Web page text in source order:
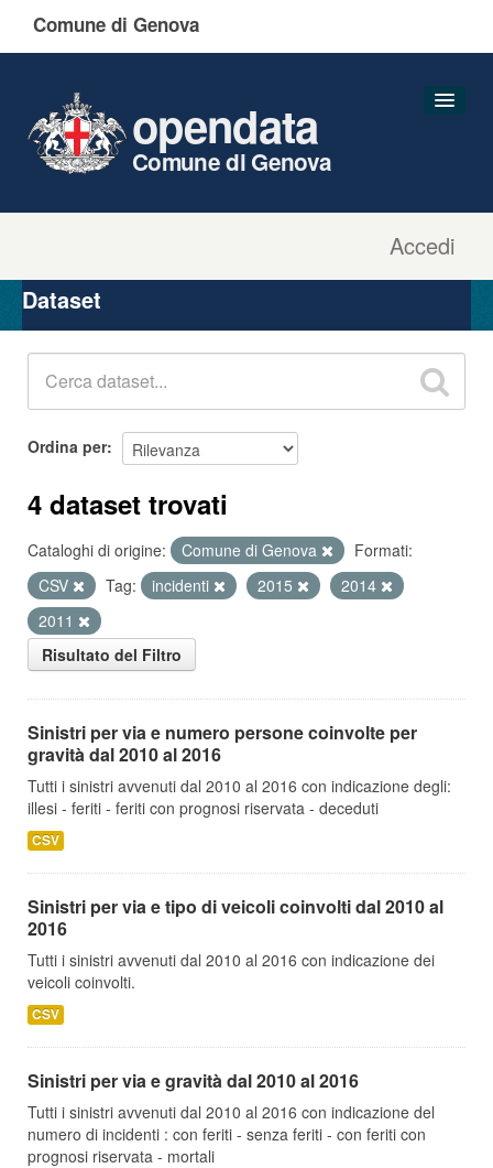
Comune di Genova
Accedi
opendata
Comune di Genova
Organizzazioni
Gruppi
Dataset
Ordina per
4 dataset trovati
Cataloghi di origine: Comune di Genova
Formati:
CSV
Tag: incidenti 2015
2014
2011
Risultato del Filtro
Sinistri per via e numero persone coinvolte per
gravità dal 2010 al 2016
Tutti i sinistri avvenuti dal 2010 al 2016 con indicazione degli:
illesi - feriti - feriti con prognosi riservata - deceduti
CSV
Sinistri per via e tipo di veicoli coinvolti dal 2010 al
2016
Tutti i sinistri avvenuti dal 2010 al 2016 con indicazione dei
veicoli coinvolti.
CSV
Sinistri per via e gravità dal 2010 al 2016
Tutti i sinistri avvenuti dal 2010 al 2016 con indicazione del
numero di incidenti : con feriti - senza feriti - con feriti con
prognosi riservata - mortali